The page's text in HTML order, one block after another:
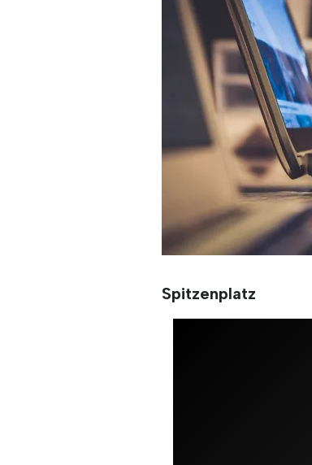
Spitzenplatz